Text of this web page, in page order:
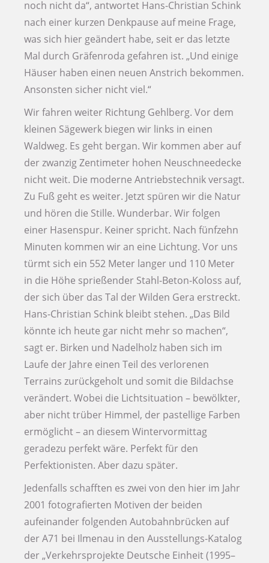
noch nicht da“, antwortet Hans-Christian Schink
nach einer kurzen Denkpause auf meine Frage,
was sich hier geändert habe, seit er das letzte
Mal durch Gräfenroda gefahren ist. „Und einige
Häuser haben einen neuen Anstrich bekommen.
Ansonsten sicher nicht viel.“
Wir fahren weiter Richtung Gehlberg. Vor dem
kleinen Sägewerk biegen wir links in einen
Waldweg. Es geht bergan. Wir kommen aber auf
der zwanzig Zentimeter hohen Neuschneedecke
nicht weit. Die moderne Antriebstechnik versagt.
Zu Fuß geht es weiter. Jetzt spüren wir die Natur
und hören die Stille. Wunderbar. Wir folgen
einer Hasenspur. Keiner spricht. Nach fünfzehn
Minuten kommen wir an eine Lichtung. Vor uns
türmt sich ein 552 Meter langer und 110 Meter
in die Höhe sprießender Stahl-Beton-Koloss auf,
der sich über das Tal der Wilden Gera erstreckt.
Hans-Christian Schink bleibt stehen. „Das Bild
könnte ich heute gar nicht mehr so machen“,
sagt er. Birken und Nadelholz haben sich im
Laufe der Jahre einen Teil des verlorenen
Terrains zurückgeholt und somit die Bildachse
verändert. Wobei die Lichtsituation – bewölkter,
aber nicht trüber Himmel, der pastellige Farben
ermöglicht – an diesem Wintervormittag
geradezu perfekt wäre. Perfekt für den
Perfektionisten. Aber dazu später.
Jedenfalls schafften es zwei von den hier im Jahr
2001 fotografierten Motiven der beiden
aufeinander folgenden Autobahnbrücken auf
der A71 bei Ilmenau in den Ausstellungs-Katalog
der „Verkehrsprojekte Deutsche Einheit (1995–